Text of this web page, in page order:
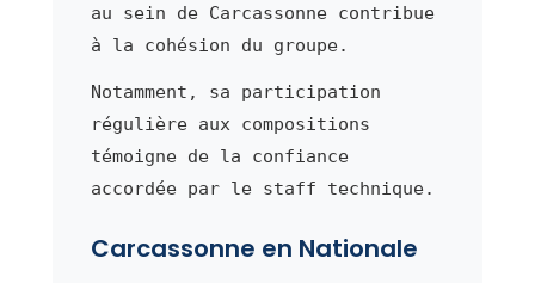
au sein de Carcassonne contribue
à la cohésion du groupe.
Notamment, sa participation
régulière aux compositions
témoigne de la confiance
accordée par le staff technique.
Carcassonne en Nationale